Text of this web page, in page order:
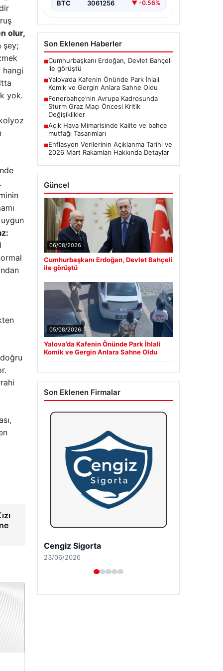
olur,
şey;
hangi
yok.
BTC 3061256 ▼ -0.56%
Son Eklenen Haberler
■Cumhurbaşkanı Erdoğan, Devlet Bahçeli
ile görüştü
■Yalova’da Kafenin Önünde Park İhlali
Komik ve Gergin Anlara Sahne Oldu
■Fenerbahçe’nin Avrupa Kadrosunda
Sturm Graz Maçı Öncesi Kritik
Değişiklikler
■Açık Hava Mimarisinde Kalite ve bahçe
mutfağı Tasarımları
■Enflasyon Verilerinin Açıklanma Tarihi ve
2026 Mart Rakamları Hakkında Detaylar
Güncel
06/08/2026
Cumhurbaşkanı Erdoğan, Devlet Bahçeli
ile görüştü
05/08/2026
Yalova’da Kafenin Önünde Park İhlali
Komik ve Gergin Anlara Sahne Oldu
Son Eklenen Firmalar
Hastaş Beton
26/05/2026